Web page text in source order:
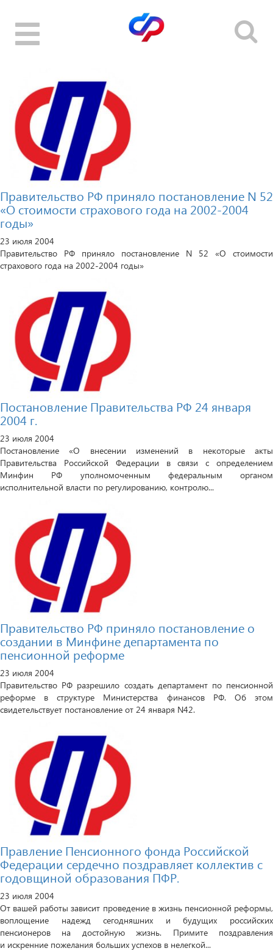
Toggle
navigation
Правительство РФ приняло постановление N 52
«О стоимости страхового года на 2002-2004
годы»
23 июля 2004
Правительство РФ приняло постановление N 52 «О стоимости
страхового года на 2002-2004 годы»
Постановление Правительства РФ 24 января
2004 г.
23 июля 2004
Постановление «О внесении изменений в некоторые акты
Правительства Российской Федерации в связи с определением
Минфин РФ уполномоченным федеральным органом
исполнительной власти по регулированию, контролю...
Правительство РФ приняло постановление о
создании в Минфине департамента по
пенсионной реформе
23 июля 2004
Правительство РФ разрешило создать департамент по пенсионной
реформе в структуре Министерства финансов РФ. Об этом
свидетельствует постановление от 24 января N42.
Правление Пенсионного фонда Российской
Федерации сердечно поздравляет коллектив с
годовщиной образования ПФР.
23 июля 2004
От вашей работы зависит проведение в жизнь пенсионной реформы,
воплощение надежд сегодняшних и будущих российских
пенсионеров на достойную жизнь. Примите поздравления
и искренние пожелания больших успехов в нелегкой...